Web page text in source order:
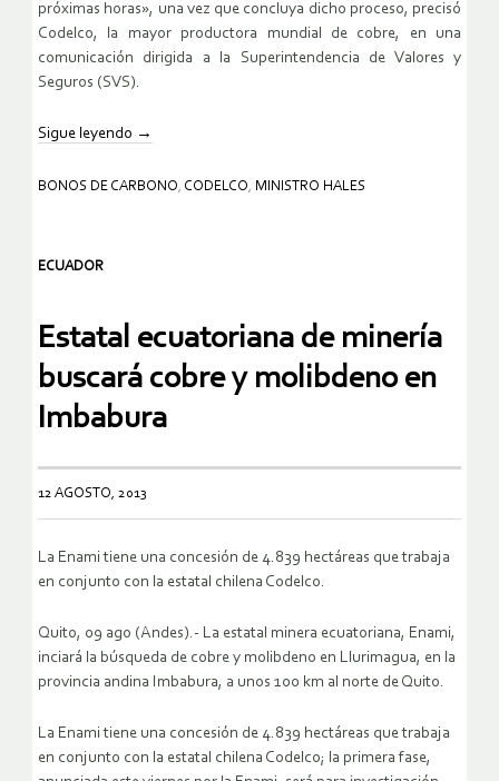
próximas horas», una vez que concluya dicho proceso, precisó
Codelco, la mayor productora mundial de cobre, en una
comunicación dirigida a la Superintendencia de Valores y
Seguros (SVS).
Sigue leyendo →
BONOS DE CARBONO, CODELCO, MINISTRO HALES
ECUADOR
Estatal ecuatoriana de minería
buscará cobre y molibdeno en
Imbabura
12 AGOSTO, 2013
La Enami tiene una concesión de 4.839 hectáreas que trabaja
en conjunto con la estatal chilena Codelco.
Quito, 09 ago (Andes).- La estatal minera ecuatoriana, Enami,
inciará la búsqueda de cobre y molibdeno en Llurimagua, en la
provincia andina Imbabura, a unos 100 km al norte de Quito.
La Enami tiene una concesión de 4.839 hectáreas que trabaja
en conjunto con la estatal chilena Codelco; la primera fase,